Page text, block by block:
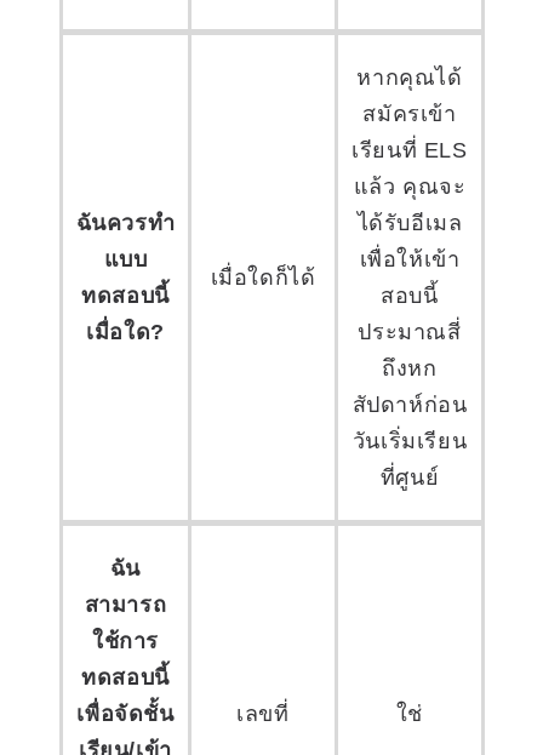
ฉันควรทำ
แบบ
ทดสอบนี้
เมื่อใด?
เมื่อใดก็ได้
หากคุณได้
สมัครเข้า
เรียนที่ ELS
แล้ว คุณจะ
ได้รับอีเมล
เพื่อให้เข้า
สอบนี้
ประมาณสี่
ถึงหก
สัปดาห์ก่อน
วันเริ่มเรียน
ที่ศูนย์
ฉัน
สามารถ
ใช้การ
ทดสอบนี้
เพื่อจัดชั้น
เลขที่ ใช่